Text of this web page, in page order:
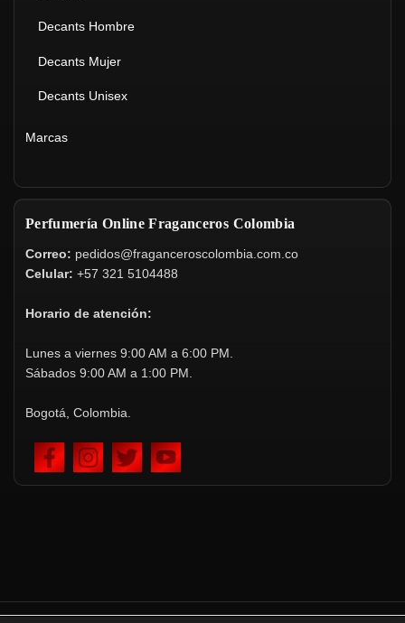
Decants Hombre
Decants Mujer
Decants Unisex
Marcas
Perfumería Online Fraganceros Colombia
Correo: pedidos@fraganceroscolombia.com.co
Celular: +57 321 5104488
Horario de atención:
Lunes a viernes 9:00 AM a 6:00 PM.
Sábados 9:00 AM a 1:00 PM.
Bogotá, Colombia.